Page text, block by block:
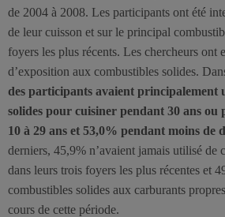
de 2004 à 2008. Les participants ont été
de leur cuisson et sur le principal
foyers les plus récents. Les chercheurs ont
d’exposition aux combustibles solides.
des participants avaient principalement
solides pour cuisiner pendant 30 ans ou
10 à 29 ans et 53,0% pendant moins de
derniers, 45,9% n’avaient jamais utilisé de
dans leurs trois foyers les plus récentes et
combustibles solides aux carburants
cours de cette période.